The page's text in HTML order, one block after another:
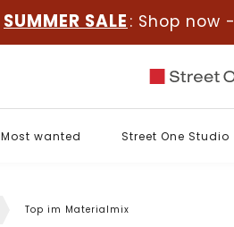
SUMMER SALE : Shop now -
Most wanted Street One Studio
Top im Materialmix